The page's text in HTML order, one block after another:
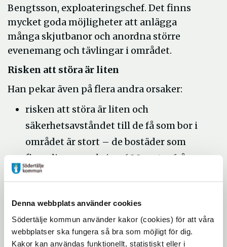
Denna webbplats använder cookies
Södertälje kommun använder kakor (cookies) för att våra
webbplatser ska fungera så bra som möjligt för dig.
Kakor kan användas funktionellt, statistiskt eller i
Bengtsson, exploateringschef. Det finns
mycket goda möjligheter att anlägga
många skjutbanor och anordna större
evenemang och tävlingar i området.
Risken att störa är liten
Han pekar även på flera andra orsaker:
risken att störa är liten och
säkerhetsavståndet till de få som bor i
området är stort – de bostäder som
finns ligger omkring 600 meter från
platsen
dämpar ljudet
väg 225 går precis utanför området
det finns en parkeringsplats i